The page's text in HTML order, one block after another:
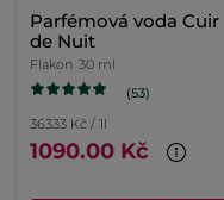
Parfémová voda Cuir
de Nuit
Flakon 30 ml
(53)
36333 Kč / 1l
1090.00 Kč